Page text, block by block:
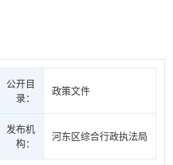
公开目
录：
政策文件
发布机
构：
河东区综合行政执法局